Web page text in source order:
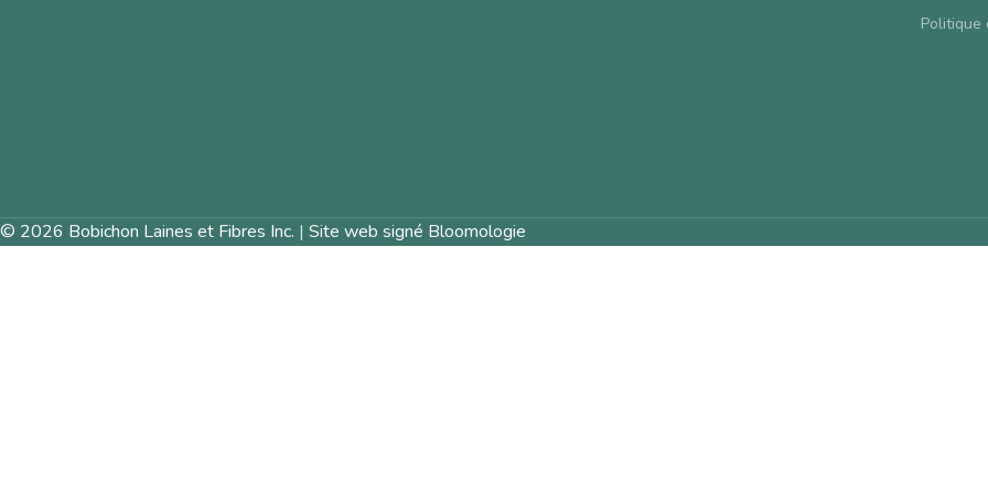
Politique
© 2026 Bobichon Laines et Fibres Inc. | Site web signé Bloomologie